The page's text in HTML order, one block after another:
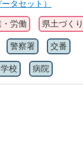
タセット）
・労働 県土づくり
警察署 交番
学校 病院